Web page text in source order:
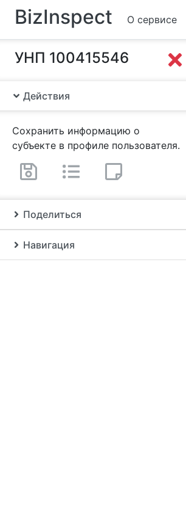
BizInspect О сервисе
УНП 100415546
Действия
Сохранить информацию о
субъекте в профиле пользователя.
Поделиться
Навигация